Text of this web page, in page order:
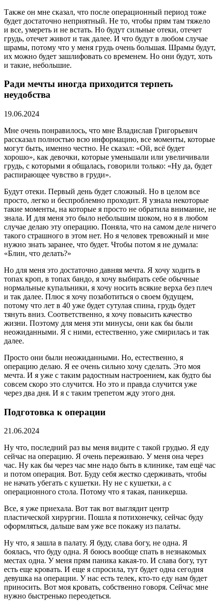
Также он мне сказал, что после операционный период тоже
будет достаточно неприятный. Не то, чтобы прям там тяжело
и все, умереть и не встать. Но будут сильные отеки, отечет
грудь, отечет живот и так далее. И что будут в любом случае
шрамы, потому что у меня грудь очень большая. Шрамы будут,
их можно будет зашлифовать со временем. Но они будут, хоть
и такие, небольшие.
Ради мечты иногда приходится терпеть
неудобства
19.06.2024
Мне очень понравилось, что мне Владислав Григорьевич
рассказал полностью всю информацию, все моменты, которые
могут быть, именно честно. Не сказал: «Ой, всё будет
хорошо», как девочки, которые уменьшали или увеличивали
грудь, с которыми я общалась, говорили только: «Ну да, будет
распирающее чувство в груди».
Будут отеки. Первый день будет сложный. Но в целом все
просто, легко и беспроблемно проходит. Я узнала некоторые
такие моменты, на которые я просто не обратила внимание, не
знала. И для меня это было небольшим шоком, но я в любом
случае делаю эту операцию. Поняла, что на самом деле ничего
такого страшного в этом нет. Но я человек тревожный и мне
нужно знать заранее, что будет. Чтобы потом я не думала:
«Блин, что делать?»
Но для меня это достаточно давняя мечта. Я хочу ходить в
топах кроп, в топах бандо, я хочу выбирать себе обычные
нормальные купальники, я хочу носить всякие верха без плеч
и так далее. Плюс я хочу позаботиться о своем будущем,
потому что лет в 40 уже будет сутулая спина, грудь будет
тянуть вниз. Соответственно, я хочу повысить качество
жизни. Поэтому для меня эти минусы, они как бы были
неожиданными. Я с ними, естественно, уже смирилась и так
далее.
Просто они были неожиданными. Но, естественно, я
операцию делаю. Я ее очень сильно хочу сделать. Это моя
мечта. И я уже с таким радостным настроением, как будто бы
совсем скоро это случится. Но это и правда случится уже
через два дня. И я с таким трепетом жду этого дня.
Подготовка к операции
21.06.2024
Ну что, последний раз вы меня видите с такой грудью. Я еду
сейчас на операцию. Я очень переживаю. У меня она через
час. Ну как бы через час мне надо быть в клинике, там ещё час
и потом операция. Вот. Буду себя жестко сдерживать, чтобы
не начать убегать с кушетки. Ну не с кушетки, а с
операционного стола. Потому что я такая, паникерша.
Все, я уже приехала. Вот так вот выглядит центр
пластической хирургии. Пошла я потихонечку, сейчас буду
оформляться, дальше вам уже все покажу из палаты.
Ну что, я зашла в палату. Я буду, слава богу, не одна. Я
боялась, что буду одна. Я боюсь вообще спать в незнакомых
местах одна. У меня прям паника какая-то. И слава богу, тут
есть еще кровать. И еще я спросила, тут будет одна сегодня
девушка на операции. У нас есть телек, кто-то еду нам будет
приносить. Вот моя кровать, собственно говоря. Сейчас мне
нужно быстренько переодеться.